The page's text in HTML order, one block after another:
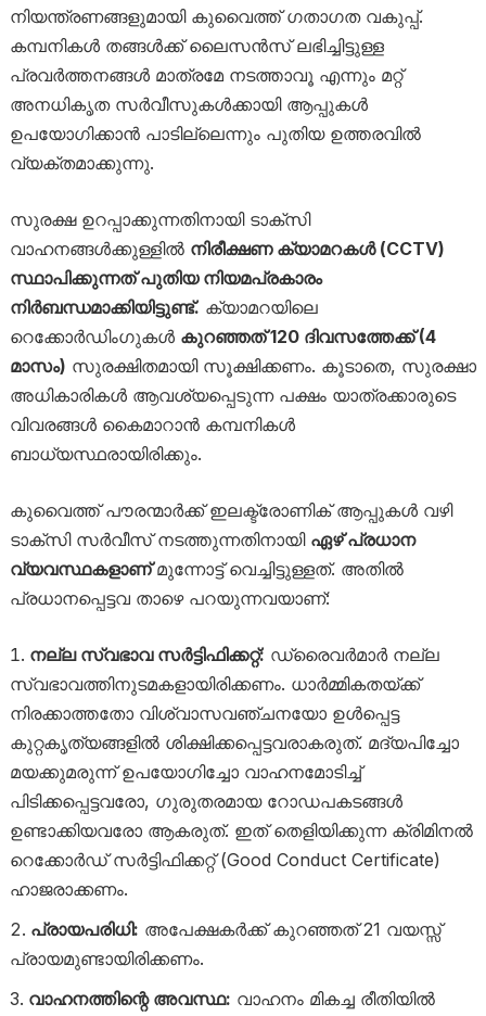
നിയന്ത്രണങ്ങളുമായി കുവൈത്ത് ഗതാഗത വകുപ്പ്.
കമ്പനികൾ തങ്ങൾക്ക് ലൈസൻസ് ലഭിച്ചിട്ടുള്ള
പ്രവർത്തനങ്ങൾ മാത്രമേ നടത്താവൂ എന്നും മറ്റ്
അനധികൃത സർവീസുകൾക്കായി ആപ്പുകൾ
ഉപയോഗിക്കാൻ പാടില്ലെന്നും പുതിയ ഉത്തരവിൽ
വ്യക്തമാക്കുന്നു.
സുരക്ഷ ഉറപ്പാക്കുന്നതിനായി ടാക്സി
വാഹനങ്ങൾക്കുള്ളിൽ നിരീക്ഷണ ക്യാമറകൾ (CCTV)
സ്ഥാപിക്കുന്നത് പുതിയ നിയമപ്രകാരം
നിർബന്ധമാക്കിയിട്ടുണ്ട്. ക്യാമറയിലെ
റെക്കോർഡിംഗുകൾ കുറഞ്ഞത് 120 ദിവസത്തേക്ക് (4
മാസം) സുരക്ഷിതമായി സൂക്ഷിക്കണം. കൂടാതെ, സുരക്ഷാ
അധികാരികൾ ആവശ്യപ്പെടുന്ന പക്ഷം യാത്രക്കാരുടെ
വിവരങ്ങൾ കൈമാറാൻ കമ്പനികൾ
ബാധ്യസ്ഥരായിരിക്കും.
കുവൈത്ത് പൗരന്മാർക്ക് ഇലക്ട്രോണിക് ആപ്പുകൾ വഴി
ടാക്സി സർവീസ് നടത്തുന്നതിനായി ഏഴ് പ്രധാന
വ്യവസ്ഥകളാണ്മുന്നോട്ട് വെച്ചിട്ടുള്ളത്. അതിൽ
പ്രധാനപ്പെട്ടവ താഴെ പറയുന്നവയാണ്:
നല്ല സ്വഭാവ സർട്ടിഫിക്കറ്റ്: ഡ്രൈവർമാർ നല്ല
സ്വഭാവത്തിനുടമകളായിരിക്കണം. ധാർമ്മികതയ്ക്ക്
നിരക്കാത്തതോ വിശ്വാസവഞ്ചനയോ ഉൾപ്പെട്ട
കുറ്റകൃത്യങ്ങളിൽ ശിക്ഷിക്കപ്പെട്ടവരാകരുത്. മദ്യപിച്ചോ
മയക്കുമരുന്ന് ഉപയോഗിച്ചോ വാഹനമോടിച്ച്
പിടിക്കപ്പെട്ടവരോ, ഗുരുതരമായ റോഡപകടങ്ങൾ
ഉണ്ടാക്കിയവരോ ആകരുത്. ഇത് തെളിയിക്കുന്ന ക്രിമിനൽ
റെക്കോർഡ് സർട്ടിഫിക്കറ്റ് (Good Conduct Certificate)
ഹാജരാക്കണം.
പ്രായപരിധി: അപേക്ഷകർക്ക് കുറഞ്ഞത് 21 വയസ്സ്
പ്രായമുണ്ടായിരിക്കണം.
വാഹനത്തിന്റെ അവസ്ഥ: വാഹനം മികച്ച രീതിയിൽ